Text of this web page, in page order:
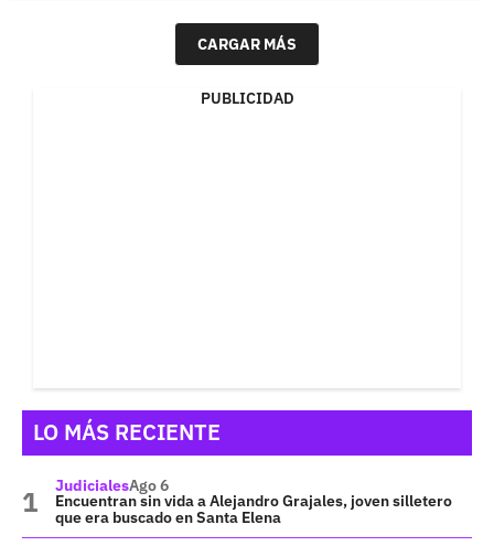
CARGAR MÁS
PUBLICIDAD
LO MÁS RECIENTE
JudicialesAgo 6
Encuentran sin vida a Alejandro Grajales, joven silletero
que era buscado en Santa Elena